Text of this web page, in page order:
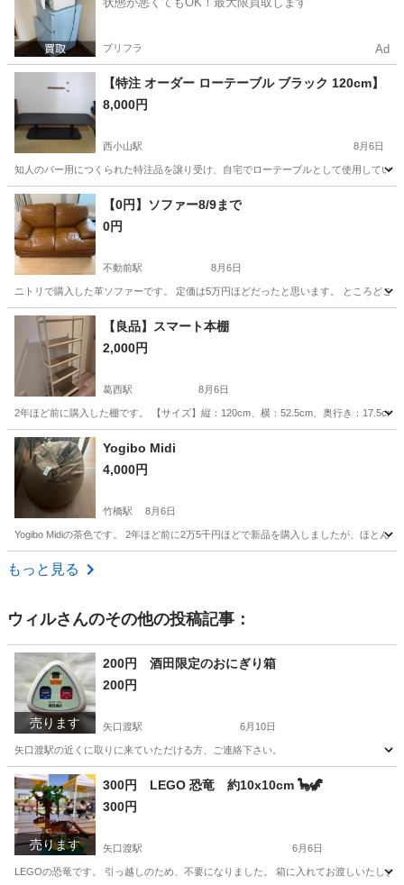
プリフラ Ad
【特注 オーダー ローテーブル ブラック 120cm】
8,000円
西小山駅 8月6日
知人のバー用につくられた特注品を譲り受け、自宅でローテーブルとして使用してい
東京 品川区 西小山駅
【0円】ソファー8/9まで
0円
不動前駅 8月6日
ニトリで購入した革ソファーです。 定価は5万円ほどだったと思います。 ところどこ
東京 品川区 不動前駅 ソファ
【良品】スマート本棚
2,000円
葛西駅 8月6日
2年ほど前に購入した棚です。 【サイズ】縦：120cm、横：52.5cm、奥行き：
東京 江戸川区
Yogibo Midi
4,000円
竹橋駅 8月6日
Yogibo Midiの茶色です。 2年ほど前に2万5千円ほどで新品を購入しましたが、ほとん
東京 千代田区
もっと見る
ウィルさんのその他の投稿記事：
売ります
200円 酒田限定のおにぎり箱
200円
矢口渡駅 6月10日
矢口渡駅の近くに取りに来ていただける方、ご連絡下さい。
東京 大田区 矢口渡駅 その他
売ります
300円 LEGO 恐竜 約10x10cm 🦕🦖
300円
矢口渡駅 6月6日
LEGOの恐竜です。 引っ越しのため、不要になりました。 箱に入れてお渡しいたし